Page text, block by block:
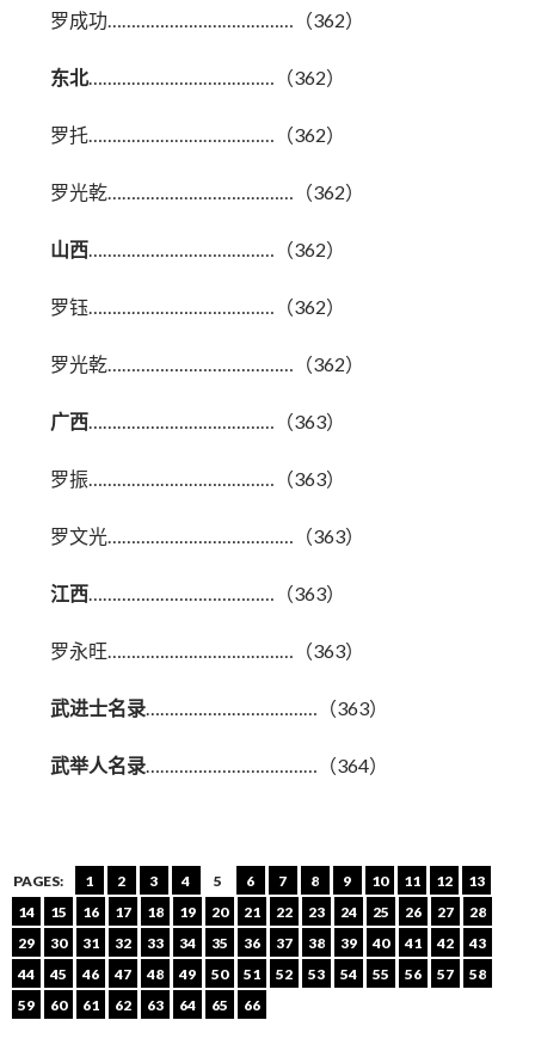
罗成功…………………………………（362）
东北…………………………………（362）
罗托…………………………………（362）
罗光乾…………………………………（362）
山西…………………………………（362）
罗钰…………………………………（362）
罗光乾…………………………………（362）
广西…………………………………（363）
罗振…………………………………（363）
罗文光…………………………………（363）
江西…………………………………（363）
罗永旺…………………………………（363）
武进士名录………………………………（363）
武举人名录………………………………（364）
PAGES: 1 2 3 4 5 6 7 8 9 10 11 12
13
14
15 16 17 18 19 20 21 22 23 24 25 26 27
28
29
30 31 32 33 34 35 36 37 38 39 40 41 42
43
44
45 46 47 48 49 50 51 52 53 54 55 56 57
58
59
60 61 62 63 64 65 66